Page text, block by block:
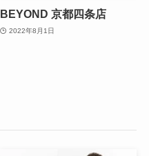
BEYOND 京都四条店
2022年8月1日